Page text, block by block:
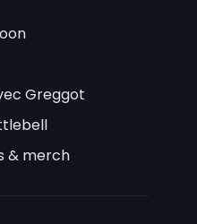
Greggot
& merch